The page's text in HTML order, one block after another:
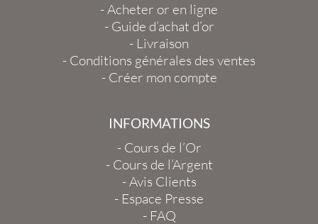
-Acheter or en ligne
- Guide d’achat d’or
- Livraison
- Conditions générales des ventes
- Créer mon compte
INFORMATIONS
- Cours de l’Or
- Cours de l’Argent
-Avis Clients
- Espace Presse
- FAQ